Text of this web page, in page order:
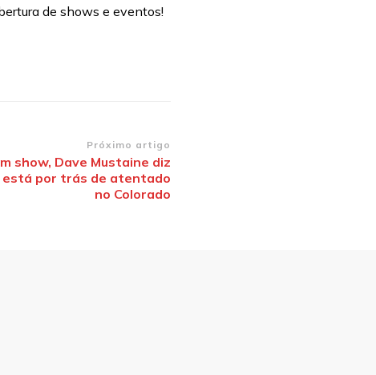
de shows e eventos!
Próximo artigo
show, Dave Mustaine diz
está por trás de atentado
no Colorado